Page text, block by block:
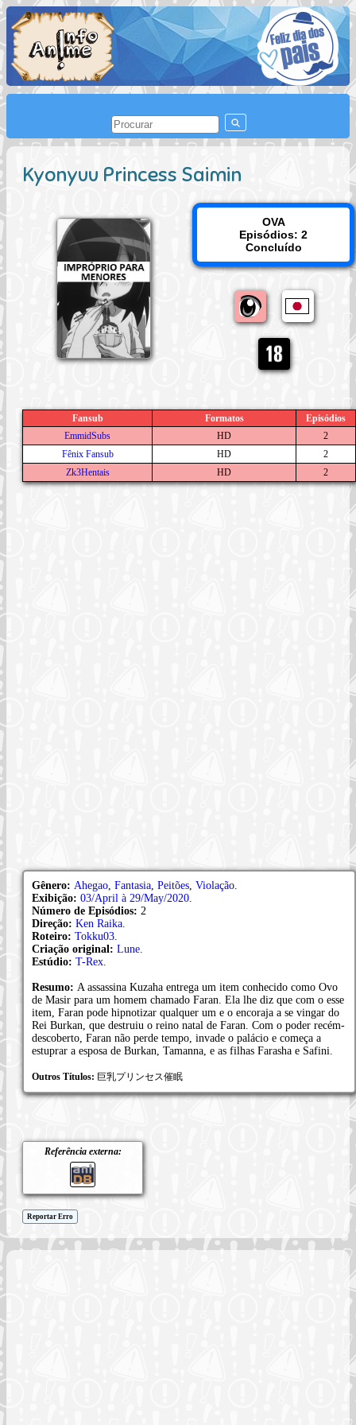
Kyonyuu Princess Saimin
OVA
Episódios: 2
Concluído
Fansub Formatos
Episódios
EmmidSubs
HD
2
Fênix Fansub
HD
2
Zk3Hentais
HD 2
Gênero: Ahegao Fantasia Peitões Violação
Exibição: 03/April à 29/May/2020
Número de Episódios: 2
Direção: Ken Raika
Roteiro: Tokku03
Criação original: Lune
Estúdio: T-Rex
Resumo: A assassina Kuzaha entrega um item conhecido como Ovo
de Masir para um homem chamado Faran. Ela lhe diz que com o esse
item, Faran pode hipnotizar qualquer um e o encoraja a se vingar do
Rei Burkan, que destruiu o reino natal de Faran. Com o poder recém-
descoberto, Faran não perde tempo, invade o palácio e começa a
estuprar a esposa de Burkan, Tamanna, e as filhas Farasha e Safini.
Outros Títulos: 巨乳プリンセス催眠
Referência externa:
Reportar Erro